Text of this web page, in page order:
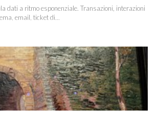
dati a ritmo esponenziale. Transazioni, interazioni
email, ticket di...